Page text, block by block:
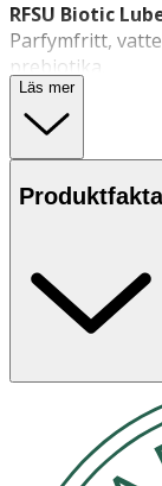
RFSU Biotic
Parfymfritt,
prebiotika.
RFSU Biotic
extra fukt och
prebiotika som
bakterieflora i
gynekologiskt
The Vegan
Egenskaper
·
· Med aloe
Läs mer
Produktfakta